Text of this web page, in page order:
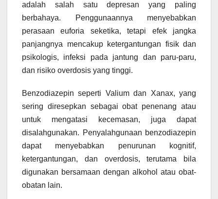
adalah salah satu depresan yang paling
berbahaya. Penggunaannya menyebabkan
perasaan euforia seketika, tetapi efek jangka
panjangnya mencakup ketergantungan fisik dan
psikologis, infeksi pada jantung dan paru-paru,
dan risiko overdosis yang tinggi.
Benzodiazepin seperti Valium dan Xanax, yang
sering diresepkan sebagai obat penenang atau
untuk mengatasi kecemasan, juga dapat
disalahgunakan. Penyalahgunaan benzodiazepin
dapat menyebabkan penurunan kognitif,
ketergantungan, dan overdosis, terutama bila
digunakan bersamaan dengan alkohol atau obat-
obatan lain.